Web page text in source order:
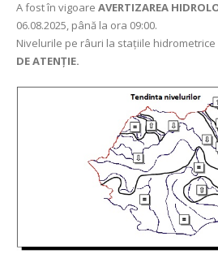
A fost în vigoare AVERTIZAREA
06.08.2025, până la ora 09:00.
Nivelurile pe râuri la stațiile
DE ATENȚIE.